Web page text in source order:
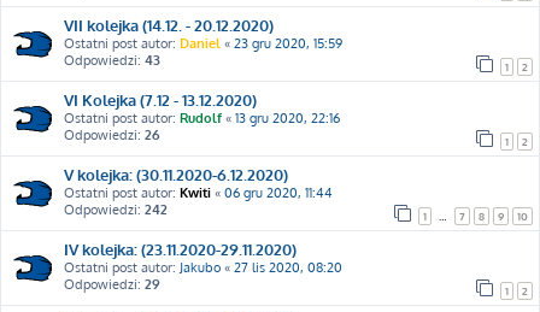
VII kolejka (14.12. - 20.12.2020)
Ostatni post autor: Daniel « 23 gru 2020, 15:59
Odpowiedzi: 43 1 2
VI Kolejka (7.12 - 13.12.2020)
Ostatni post autor: Rudolf « 13 gru 2020, 22:16
Odpowiedzi: 26 1 2
V kolejka: (30.11.2020-6.12.2020)
Ostatni post autor: Kwiti « 06 gru 2020, 11:44
Odpowiedzi: 242 1 7 8 9 10
IV kolejka: (23.11.2020-29.11.2020)
Ostatni post autor: Jakubo « 27 lis 2020, 08:20
Odpowiedzi: 29 1 2